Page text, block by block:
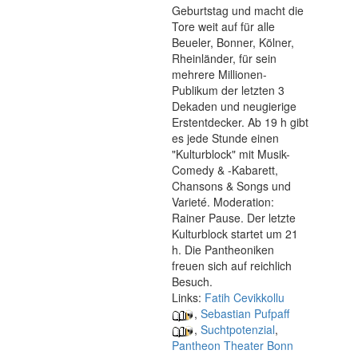
Geburtstag und macht die
Tore weit auf für alle
Beueler, Bonner, Kölner,
Rheinländer, für sein
mehrere Millionen-
Publikum der letzten 3
Dekaden und neugierige
Erstentdecker. Ab 19 h gibt
es jede Stunde einen
"Kulturblock" mit Musik-
Comedy & -Kabarett,
Chansons & Songs und
Varieté. Moderation:
Rainer Pause. Der letzte
Kulturblock startet um 21
h. Die Pantheoniken
freuen sich auf reichlich
Besuch.
Links: Fatih Cevikkollu
, Sebastian Pufpaff
, Suchtpotenzial,
Pantheon Theater Bonn